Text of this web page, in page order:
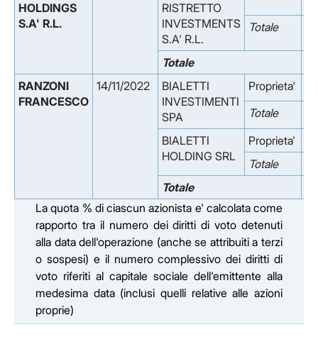
HOLDINGS
S.A' R.L.
RISTRETTO
INVESTMENTS
S.A' R.L.
Totale
Totale
RANZONI
FRANCESCO
14/11/2022
BIALETTI
INVESTIMENTI
SPA
Proprieta'
Totale
BIALETTI
HOLDING SRL
Proprieta'
Totale
Totale
La quota % di ciascun azionista e' calcolata come
rapporto tra il numero dei diritti di voto detenuti
alla data dell'operazione (anche se attribuiti a terzi
o sospesi) e il numero complessivo dei diritti di
voto riferiti al capitale sociale dell'emittente alla
medesima data (inclusi quelli relative alle azioni
proprie)